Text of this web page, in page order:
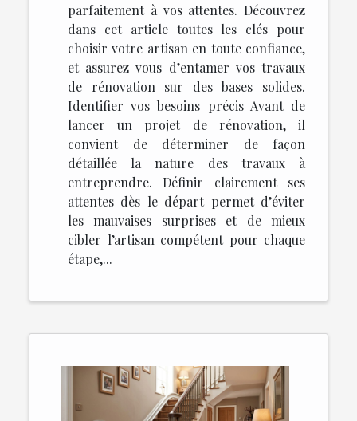
parfaitement à vos attentes. Découvrez
dans cet article toutes les clés pour
choisir votre artisan en toute confiance,
et assurez-vous d’entamer vos travaux
de rénovation sur des bases solides.
Identifier vos besoins précis Avant de
lancer un projet de rénovation, il
convient de déterminer de façon
détaillée la nature des travaux à
entreprendre. Définir clairement ses
attentes dès le départ permet d’éviter
les mauvaises surprises et de mieux
cibler l’artisan compétent pour chaque
étape,...